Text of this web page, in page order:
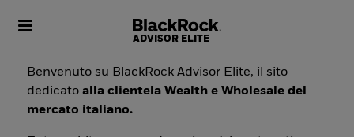
Toggle navigation
Benvenuto su BlackRock Advisor Elite, il sito
dedicatoalla clientela Wealth e Wholesale del
mercato italiano.